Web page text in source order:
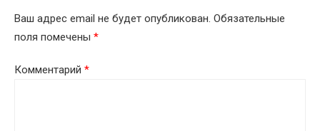
Ваш адрес email не будет опубликован. Обязательные
поля помечены *
Комментарий *